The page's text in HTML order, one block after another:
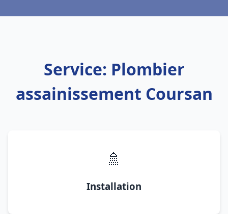
Service: Plombier
assainissement Coursan
🚿
Installation